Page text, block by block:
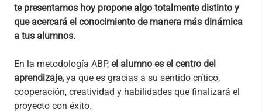
te presentamos hoy propone algo totalmente distinto y
que acercará el conocimiento de manera más dinámica
a tus alumnos.
En la metodología ABP, el alumno es el centro del
aprendizaje, ya que es gracias a su sentido crítico,
cooperación, creatividad y habilidades que finalizará el
proyecto con éxito.